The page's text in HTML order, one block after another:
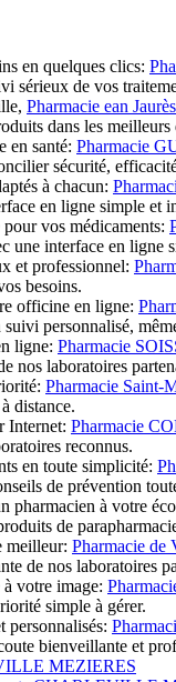
en quelques clics:
sérieux de vos
Pharmacie ean
dans les meilleurs
en santé: Pharmacie
sécurité,
à chacun:
en ligne simple et
vos médicaments:
une interface en ligne
et professionnel:
besoins.
officine en ligne:
suivi personnalisé,
ligne: Pharmacie
nos laboratoires
Pharmacie Saint-
distance.
Internet: Pharmacie
reconnus.
en toute simplicité:
de prévention
pharmacien à votre
de
meilleur: Pharmacie de
de nos laboratoires
votre image:
simple à gérer.
personnalisés:
bienveillante et
MEZIERES